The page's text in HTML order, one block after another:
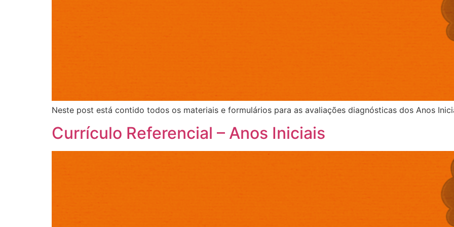
Neste post está contido todos os materiais e formulários para as avaliações diagnósticas dos Anos
Currículo Referencial – Anos Iniciais